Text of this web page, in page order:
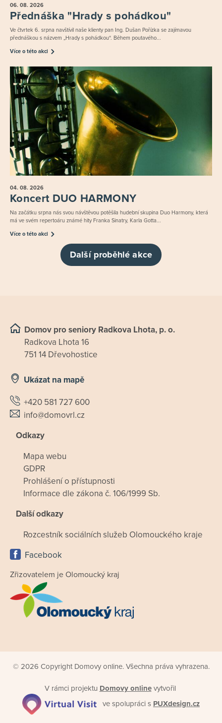
06. 08. 2026
Přednáška "Hrady s pohádkou"
Ve čtvrtek 6. srpna navštívil naše klienty pan Ing. Dušan Pořízka se zajímavou
přednáškou s názvem „Hrady s pohádkou“. Během poutavého...
Více o této akci
04. 08. 2026
Koncert DUO HARMONY
Na začátku srpna nás svou návštěvou potěšila hudební skupina Duo Harmony, která
má ve svém repertoáru známé hity Franka Sinatry, Karla Gotta...
Více o této akci
Další proběhlé akce
Domov pro seniory Radkova Lhota, p. o.
Radkova Lhota 16
751 14 Dřevohostice
Ukázat na mapě
+420 581 727 600
info@domovrl.cz
Odkazy
Mapa webu
GDPR
Prohlášení o přístupnosti
Informace dle zákona č. 106/1999 Sb.
Další odkazy
Rozcestník sociálních služeb Olomouckého kraje
Facebook
Zřizovatelem je Olomoucký kraj
© 2026 Copyright Domovy online. Všechna práva vyhrazena.
V rámci projektu Domovy onlinevytvořil
ve spolupráci s PUXdesign.cz